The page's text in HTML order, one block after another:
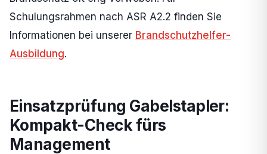
Schulungsrahmen nach ASR A2.2 finden Sie
Informationen bei unserer Brandschutzhelfer-
Ausbildung.
Einsatzprüfung Gabelstapler:
Kompakt-Check fürs
Management